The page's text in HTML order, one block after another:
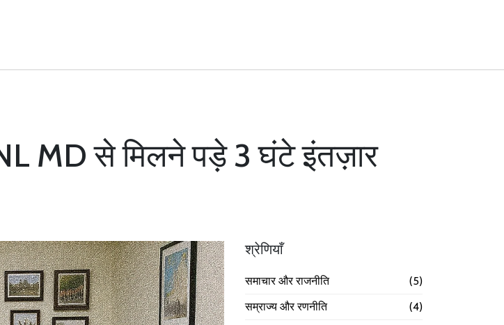
MD से मिलने पड़े 3 घंटे इंतज़ार
श्रेणियाँ
समाचार और राजनीति
(5)
सम्राज्य और रणनीति
(4)